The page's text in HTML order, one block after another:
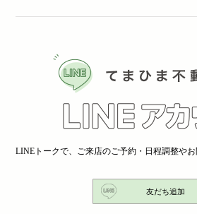
LINEトークで、ご来店のご予約・日程調整やお
友だち追加